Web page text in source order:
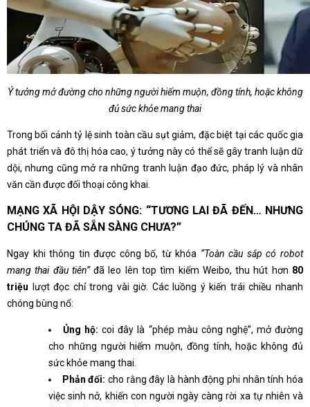
Ý tưởng mở đường cho những người hiếm muộn, đồng tính, hoặc không
đủ sức khỏe mang thai
Trong bối cảnh tỷ lệ sinh toàn cầu sụt giảm, đặc biệt tại các quốc gia
phát triển và đô thị hóa cao, ý tưởng này có thể sẽ gây tranh luận dữ
dội, nhưng cũng mở ra những tranh luận đạo đức, pháp lý và nhân
văn cần được đối thoại công khai.
MẠNG XÃ HỘI DẬY SÓNG: “TƯƠNG LAI ĐÃ ĐẾN… NHƯNG
CHÚNG TA ĐÃ SẴN SÀNG CHƯA?”
Ngay khi thông tin được công bố, từ khóa “Toàn cầu sắp có robot
mang thai đầu tiên”đã leo lên top tìm kiếm Weibo, thu hút hơn 80
triệu lượt đọc chỉ trong vài giờ. Các luồng ý kiến trái chiều nhanh
chóng bùng nổ:
Ủng hộ: coi đây là “phép màu công nghệ”, mở đường
cho những người hiếm muộn, đồng tính, hoặc không đủ
sức khỏe mang thai.
Phản đối: cho rằng đây là hành động phi nhân tính hóa
việc sinh nở, khiến con người ngày càng rời xa tự nhiên và